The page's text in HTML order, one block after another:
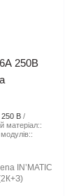
250В
250 В
матеріал::
модулів::
IN’MATIC